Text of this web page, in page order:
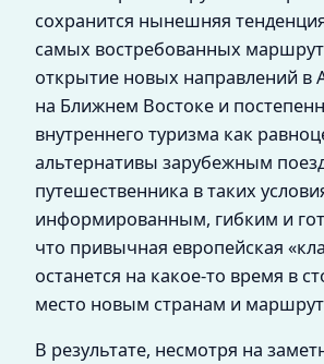
сохранится нынешняя
самых востребованных
открытие новых направлений в
на Ближнем Востоке и
внутреннего туризма как
альтернативы зарубежным
путешественника в таких
информированным, гибким и
что привычная европейская
останется на какое‑то время в
место новым странам и
В результате, несмотря на